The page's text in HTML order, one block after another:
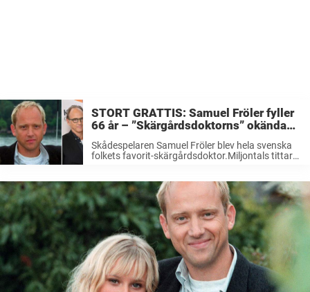
STORT GRATTIS: Samuel Fröler fyller
66 år – ”Skärgårdsdoktorns” okända
liv utanför rampljuset
Skådespelaren Samuel Fröler blev hela svenska
folkets favorit-skärgårdsdoktor.Miljontals tittare
att få gratulera på bemärkelsedagen! År 1989
blev skådespelaren Samuel Fröler känd ...